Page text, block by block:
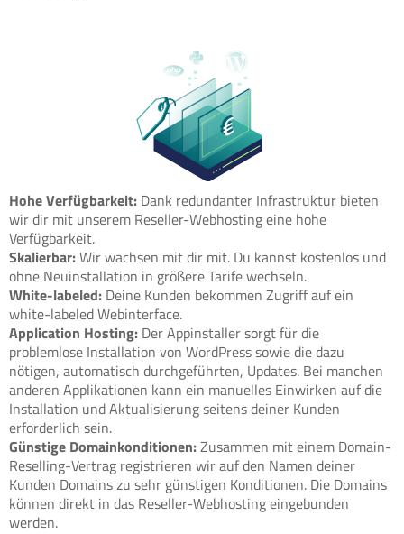
Hohe Verfügbarkeit: Dank redundanter Infrastruktur bieten
wir dir mit unserem Reseller-Webhosting eine hohe
Verfügbarkeit.
Skalierbar:Wir wachsen mit dir mit. Du kannst kostenlos und
ohne Neuinstallation in größere Tarife wechseln.
White-labeled: Deine Kunden bekommen Zugriff auf ein
white-labeled Webinterface.
Application Hosting: Der Appinstaller sorgt für die
problemlose Installation von WordPress sowie die dazu
nötigen, automatisch durchgeführten, Updates. Bei manchen
anderen Applikationen kann ein manuelles Einwirken auf die
Installation und Aktualisierung seitens deiner Kunden
erforderlich sein.
Günstige Domainkonditionen:Zusammen mit einem Domain-
Reselling-Vertrag registrieren wir auf den Namen deiner
Kunden Domains zu sehr günstigen Konditionen. Die Domains
können direkt in das Reseller-Webhosting eingebunden
werden.